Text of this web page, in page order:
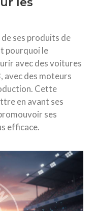
ses produits de
pourquoi le
avec des voitures
avec des moteurs
Cette
en avant ses
ses
efficace.